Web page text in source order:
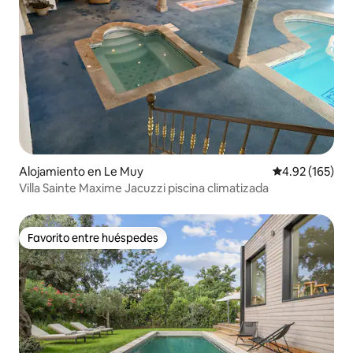
Alojamiento en Le Muy Calificación
4.92 (165)
Villa Sainte Maxime Jacuzzi piscina climatizada
Favorito entre huéspedes
Favorito entre huéspedes